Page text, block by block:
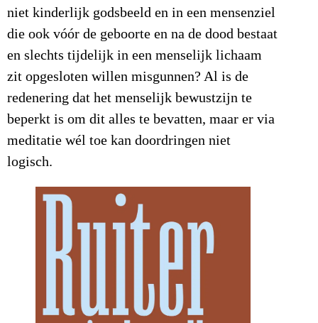
niet kinderlijk godsbeeld en in een mensenziel
die ook vóór de geboorte en na de dood bestaat
en slechts tijdelijk in een menselijk lichaam
zit opgesloten willen misgunnen? Al is de
redenering dat het menselijk bewustzijn te
beperkt is om dit alles te bevatten, maar er via
meditatie wél toe kan doordringen niet
logisch.